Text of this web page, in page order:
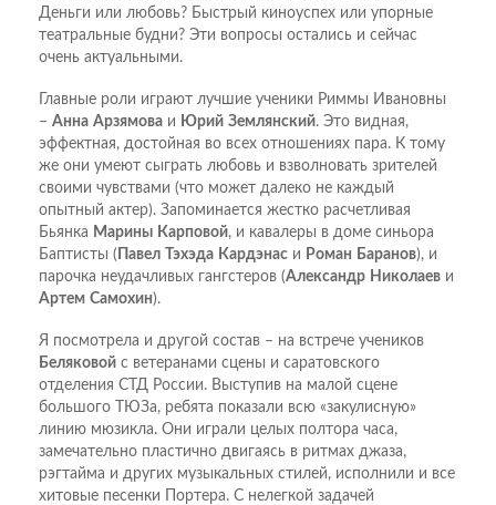
Деньги или любовь? Быстрый киноуспех или упорные
театральные будни? Эти вопросы остались и сейчас
очень актуальными.
Главные роли играют лучшие ученики Риммы Ивановны
– Анна Арзямова и Юрий Землянский. Это видная,
эффектная, достойная во всех отношениях пара. К тому
же они умеют сыграть любовь и взволновать зрителей
своими чувствами (что может далеко не каждый
опытный актер). Запоминается жестко расчетливая
Бьянка Марины Карповой, и кавалеры в доме синьора
Баптисты ( Павел Тэхэда Кардэнас и Роман Баранов), и
парочка неудачливых гангстеров (Александр Николаев и
Артем Самохин).
Я посмотрела и другой состав – на встрече учеников
Беляковой с ветеранами сцены и саратовского
отделения СТД России. Выступив на малой сцене
большого ТЮЗа, ребята показали всю «закулисную»
линию мюзикла. Они играли целых полтора часа,
замечательно пластично двигаясь в ритмах джаза,
рэгтайма и других музыкальных стилей, исполнили и все
хитовые песенки Портера. С нелегкой задачей